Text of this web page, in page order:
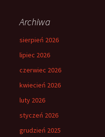
Archiwa
sierpień 2026
lipiec 2026
czerwiec 2026
kwiecień 2026
luty 2026
styczeń 2026
grudzień 2025